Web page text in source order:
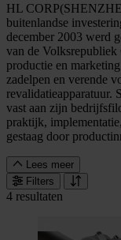
HL
buitenlandse
december 2003 werd
van de
productie en
zadelpen en verende
revalidatieapparatuur.
vast aan zijn
praktijk,
gestaag door
Lees meer
Filters
4 resultaten